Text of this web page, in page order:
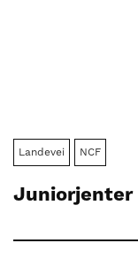
Landevei NCF
Juniorjenter